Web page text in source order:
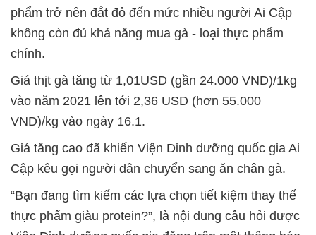
phẩm trở nên đắt đỏ đến mức nhiều người Ai Cập
không còn đủ khả năng mua gà - loại thực phẩm
chính.
Giá thịt gà tăng từ 1,01USD (gần 24.000 VND)/1kg
vào năm 2021 lên tới 2,36 USD (hơn 55.000
VND)/kg vào ngày 16.1.
Giá tăng cao đã khiến Viện Dinh dưỡng quốc gia Ai
Cập kêu gọi người dân chuyển sang ăn chân gà.
“Bạn đang tìm kiếm các lựa chọn tiết kiệm thay thế
thực phẩm giàu protein?”, là nội dung câu hỏi được